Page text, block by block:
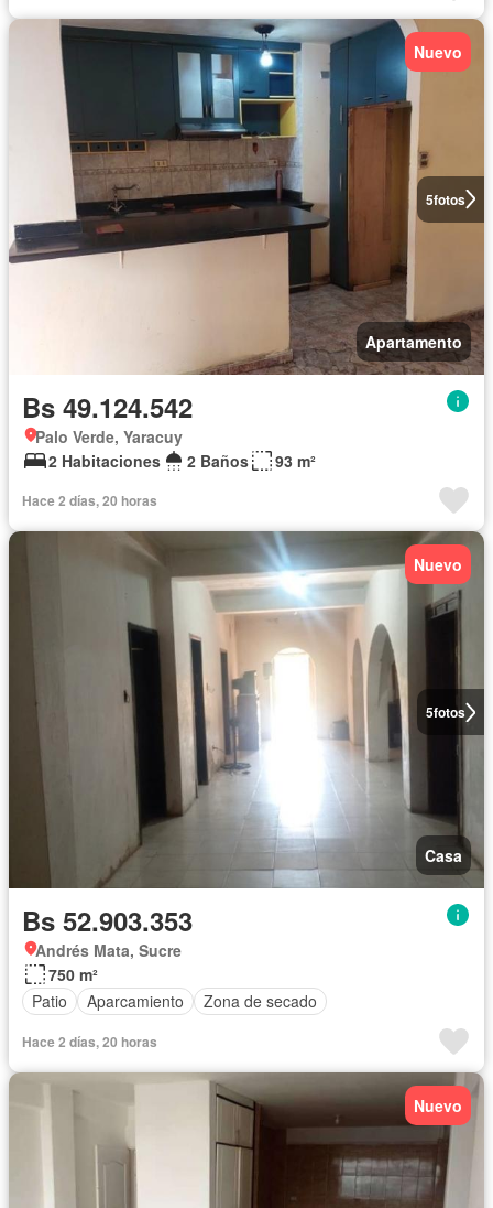
5fotos
Nuevo
Apartamento
Bs 49.124.542
Palo Verde, Yaracuy
2 Habitaciones
2 Baños 93 m²
Hace 2 días, 20 horas
5fotos
Nuevo
Casa
Bs 52.903.353
Andrés Mata, Sucre
750 m²
Patio
Aparcamiento Zona de secado
Hace 2 días, 20 horas
Nuevo